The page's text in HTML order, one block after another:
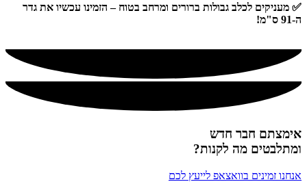
✅ מעניקים לכלב גבולות ברורים ומרחב בטוח – הזמינו עכשיו את גדר
ה-91 ס"מ!
אימצתם חבר חדש
ומתלבטים מה לקנות?
אנחנו זמינים בוואצאפ לייעץ לכם